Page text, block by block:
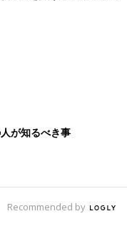
が知るべき事
Recommended by